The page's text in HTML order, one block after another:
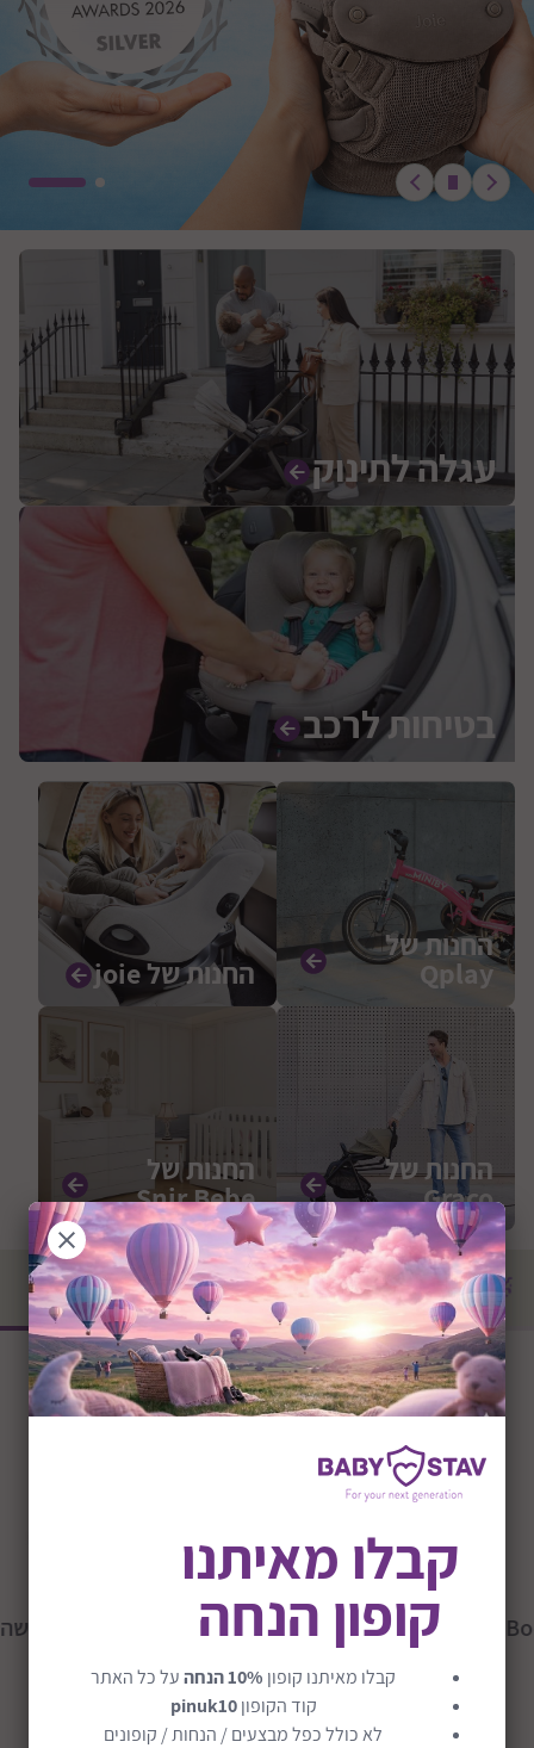
עגלה לתינוק
בטיחות לרכב
החנות של
Qplay החנות של joie
החנות של
Graco
החנות של
Snir Bebe
מוצרים מובילים
טיולון עד 22 ק"ג במהדורה חדשה דגם Clic2
משלוח חינם
קבלו מאיתנו
קופון הנחה
קבלו מאיתנו קופון 10% הנחה
על כל האתר
קוד הקופוןpinuk10
לא כולל כפל מבצעים / הנחות / קופונים